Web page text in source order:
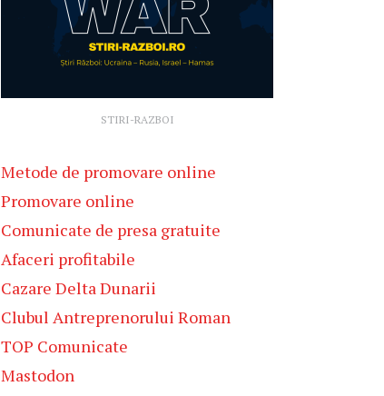
STIRI-RAZBOI
Metode de promovare online
Promovare online
Comunicate de presa gratuite
Afaceri profitabile
Cazare Delta Dunarii
Clubul Antreprenorului Roman
TOP Comunicate
Mastodon